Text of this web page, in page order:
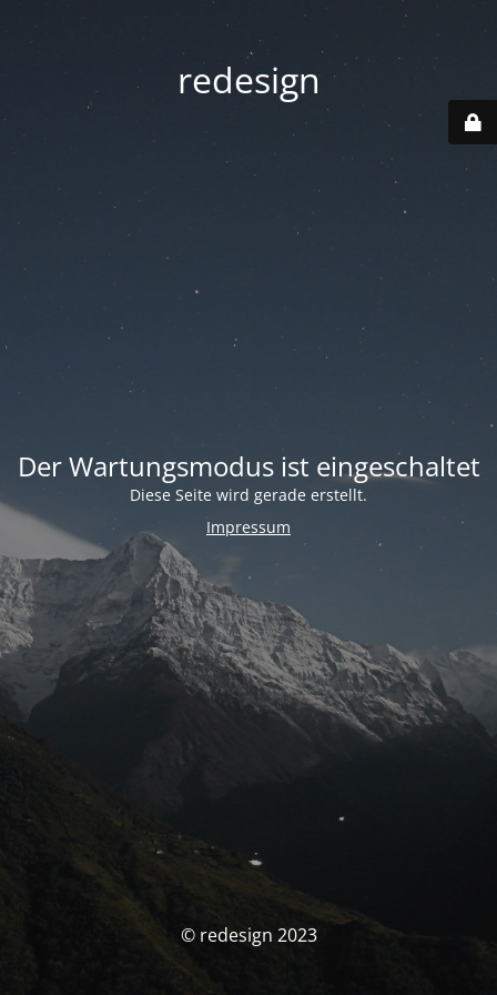
redesign
Der Wartungsmodus ist eingeschaltet
Diese Seite wird gerade erstellt.
Impressum
© redesign 2023